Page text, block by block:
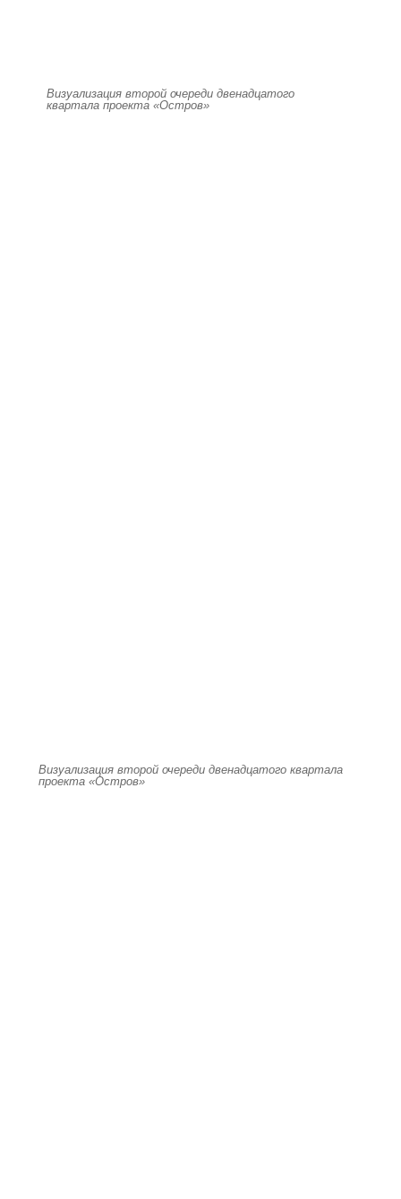
Визуализация второй очереди двенадцатого
квартала проекта «Остров»
Визуализация второй очереди двенадцатого квартала
проекта «Остров»